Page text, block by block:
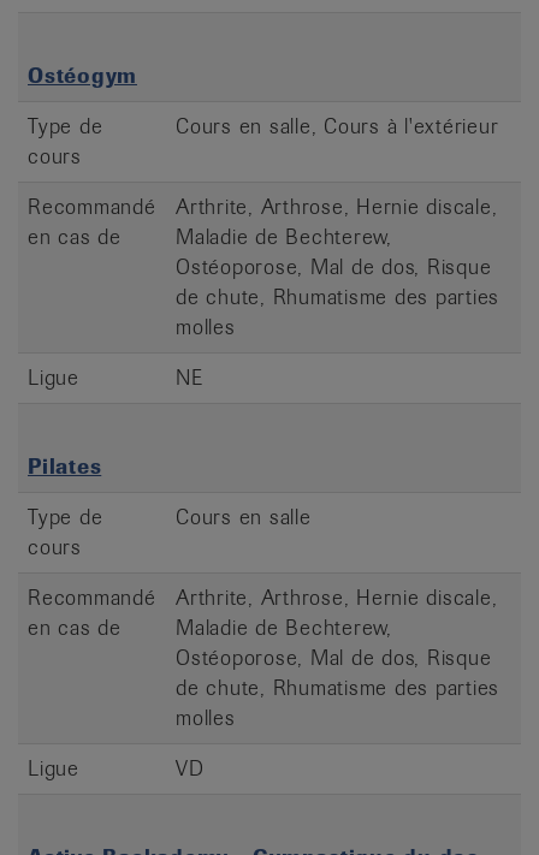
Ostéogym
Type de
cours
Cours en salle, Cours à l'extérieur
Recommandé
en cas de
Arthrite, Arthrose, Hernie discale,
Maladie de Bechterew,
Ostéoporose, Mal de dos, Risque
de chute, Rhumatisme des parties
molles
Ligue
NE
Pilates
Type de
cours
Cours en salle
Recommandé
en cas de
Arthrite, Arthrose, Hernie discale,
Maladie de Bechterew,
Ostéoporose, Mal de dos, Risque
de chute, Rhumatisme des parties
molles
Ligue
VD